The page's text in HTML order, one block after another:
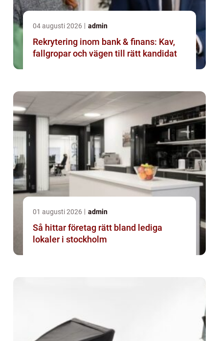
04 augusti 2026 admin
Rekrytering inom bank & finans: Kav,
fallgropar och vägen till rätt kandidat
01 augusti 2026 admin
Så hittar företag rätt bland lediga
lokaler i stockholm